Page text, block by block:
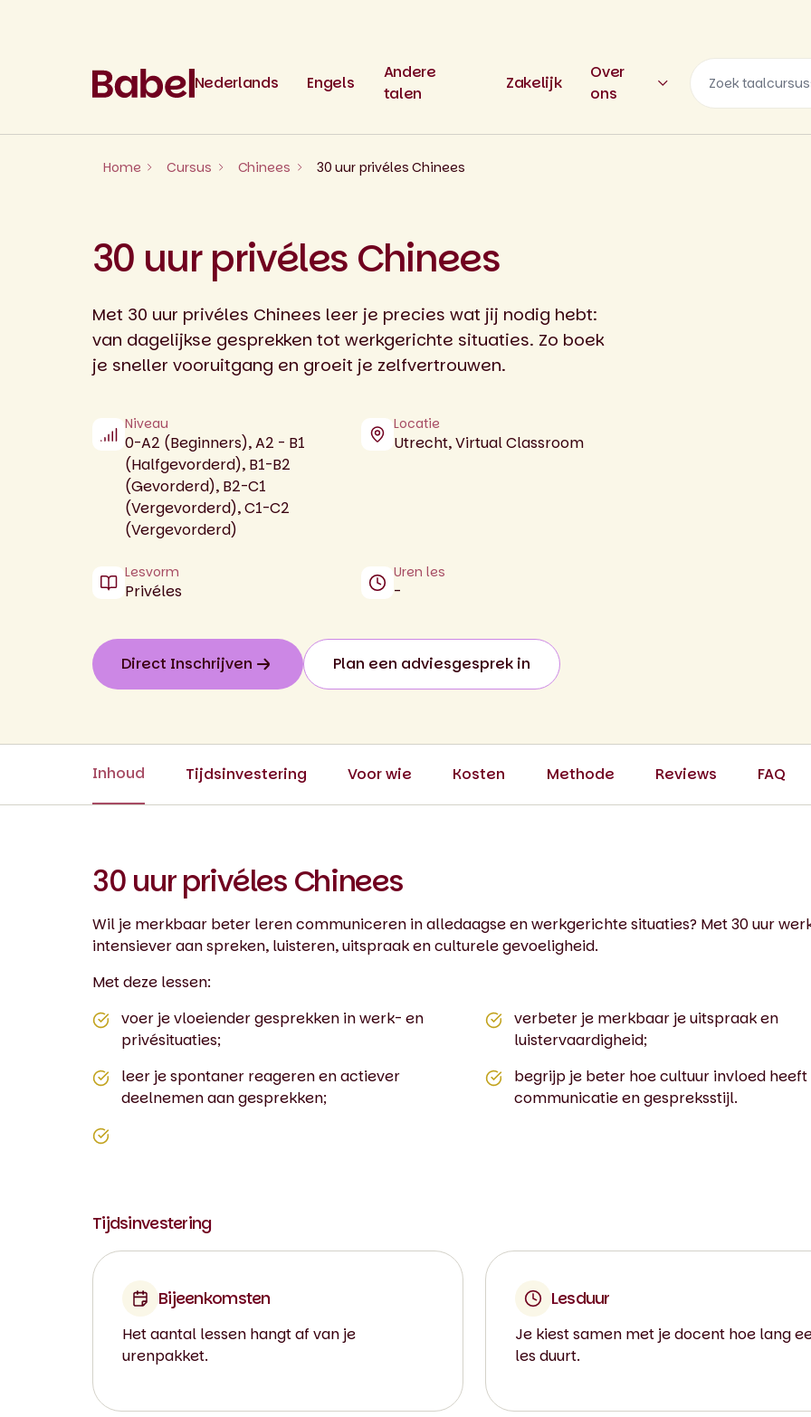
Nederlands Engels
Andere
talen
Zakelijk
Over
ons
Home Cursus Chinees 30 uur privéles Chinees
30 uur privéles Chinees
Met 30 uur privéles Chinees leer je precies wat jij nodig hebt:
van dagelijkse gesprekken tot werkgerichte situaties. Zo boek
je sneller vooruitgang en groeit je zelfvertrouwen.
Niveau
0-A2 (Beginners), A2 - B1
(Halfgevorderd), B1-B2
(Gevorderd), B2-C1
(Vergevorderd), C1-C2
(Vergevorderd)
Locatie
Utrecht, Virtual Classroom
Lesvorm
Privéles
Uren les
-
Direct Inschrijven Plan een adviesgesprek in
Inhoud Tijdsinvestering Voor wie Kosten Methode Reviews FAQ
30 uur privéles Chinees
Wil je merkbaar beter leren communiceren in alledaagse en werkgerichte situaties? Met 30 uur
intensiever aan spreken, luisteren, uitspraak en culturele gevoeligheid.
Met deze lessen:
voer je vloeiender gesprekken in werk- en
privésituaties;
verbeter je merkbaar je uitspraak en
luistervaardigheid;
leer je spontaner reageren en actiever
deelnemen aan gesprekken;
begrijp je beter hoe cultuur invloed heeft
communicatie en gespreksstijl.
Tijdsinvestering
Bijeenkomsten
Het aantal lessen hangt af van je
urenpakket.
Lesduur
Je kiest samen met je docent hoe lang
les duurt.